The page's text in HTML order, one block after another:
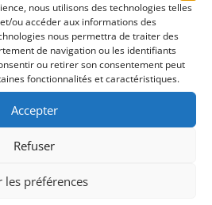
nous utilisons des technologies telles
ou accéder aux informations des
nous permettra de traiter des
de navigation ou les identifiants
ou retirer son consentement peut
fonctionnalités et caractéristiques.
Accepter
Refuser
les préférences
6947901533
2105542813